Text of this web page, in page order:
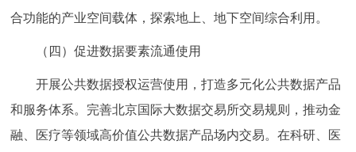
合功能的产业空间载体，探索地上、地下空间综合利用。
（四）促进数据要素流通使用
开展公共数据授权运营使用，打造多元化公共数据产品
和服务体系。完善北京国际大数据交易所交易规则，推动金
融、医疗等领域高价值公共数据产品场内交易。在科研、医